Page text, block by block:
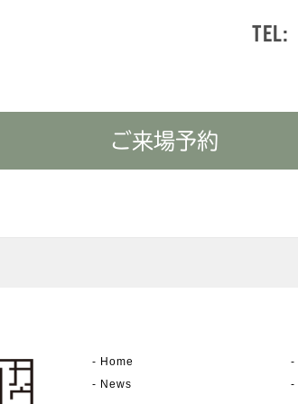
TEL:
ご来場予約
- Home
- News
-
-